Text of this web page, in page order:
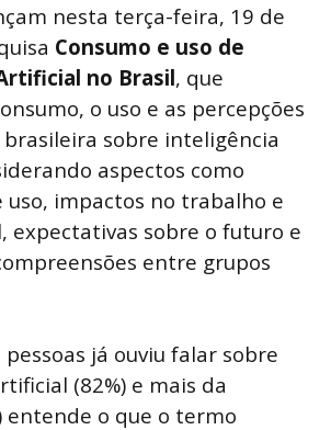
nesta terça-feira, 19 de
Consumo e uso de
no Brasil, que
o uso e as percepções
sobre inteligência
aspectos como
uso, impactos no trabalho e
expectativas sobre o futuro e
entre grupos
já ouviu falar sobre
(82%) e mais da
entende o que o termo